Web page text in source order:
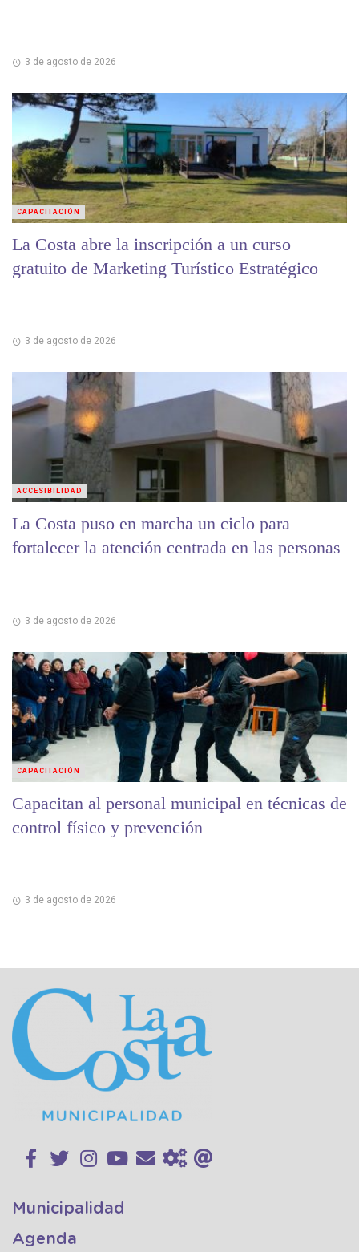
3 de agosto de 2026
La Costa abre la inscripción a un curso
gratuito de Marketing Turístico Estratégico
3 de agosto de 2026
CAPACITACIÓN
La Costa puso en marcha un ciclo para
fortalecer la atención centrada en las personas
3 de agosto de 2026
ACCESIBILIDAD
Capacitan al personal municipal en técnicas de
control físico y prevención
3 de agosto de 2026
CAPACITACIÓN
Municipalidad
Agenda